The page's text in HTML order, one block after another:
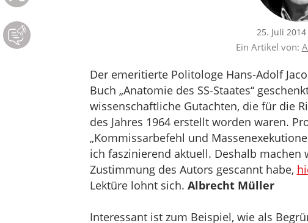
25. Juli
Ein Artikel von:
Der emeritierte Politologe Hans-Adolf
Buch „Anatomie des SS-Staates“
wissenschaftliche Gutachten, die für die
des Jahres 1964 erstellt worden waren.
„Kommissarbefehl und
ich faszinierend aktuell. Deshalb
Zustimmung des Autors gescannt habe,
Lektüre lohnt sich. Albrecht Müller
Interessant ist zum Beispiel, wie als